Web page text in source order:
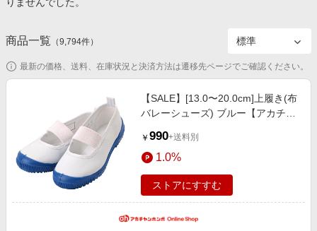
食品・スイーツ・お酒
コスメ・健康・医薬品
キッズ・ベビー用品
家電・PC・スマホ・カメラ
エンタメ
スポーツ・アウトドア・ゴルフ
初回購入者限定特典
対象ストア新規限定特典
楽天ペイ導入ストア
楽天サービス特集
わくわく夏特集
商品一覧 （9,794件）
最新の価格、送料、在庫状況と決済方法は遷移先ページでご確認ください。
【SALE】[13.0〜20.0cm]上履き(布
バレーシューズ) ブルー【アカチャ
レイングッズ・帽子・ファッション
小物
￥ 990+送料別
1.0%
ストアにすすむ